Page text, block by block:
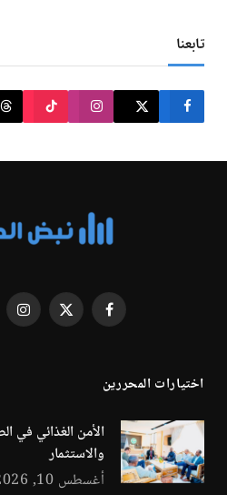
تابعنا
فيسبوك X
اختيارات المحررين
الأمن الغذائي في
والاستثمار
أغسطس 10, 2026